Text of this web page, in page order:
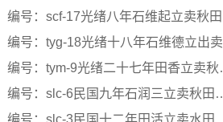
编号：scf-17光绪八年石维起立卖秋田文契
编号：tyg-18光绪十八年石维德立出卖秋田文契
编号：tym-9光绪二十七年田香立卖秋田文约
编号：slc-6民国九年石润三立卖秋田文契
编号：slc-3民国十二年田活立卖水田文契